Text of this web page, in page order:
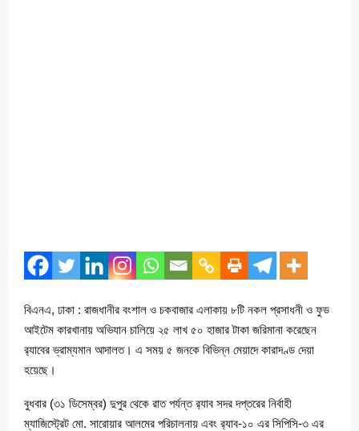
বিএনএ, ঢাকা : রাজধানীর বংশাল ও চকবাজার এলাকায় ৮টি নকল প্রসাধনী ও ফুড
আইটেম কারখানায় অভিযান চালিয়ে ২৫ লাখ ৫০ হাজার টাকা জরিমানা করেছেন
র‌্যাবের ভ্রাম্যমান আদালত। এ সময় ৫ জনকে বিভিন্ন মেয়াদে কারাদণ্ড দেয়া
হয়েছে।
বুধবার (৩১ ডিসেম্বর) দুপুর থেকে রাত পর্যন্ত র‌্যাব সদর দপ্তরের নির্বাহী
ম্যাজিস্ট্রেট মো. সারোয়ার আলমের পরিচালনায় এবং র‌্যাব-১০ এর সিপিসি-৩ এর